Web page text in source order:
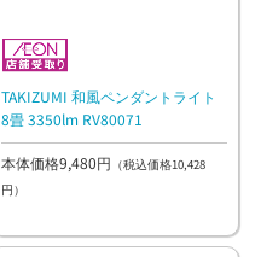
TAKIZUMI 和風ペンダントライト
8畳 3350lm RV80071
本体価格9,480円 （税込価格10,428
円）